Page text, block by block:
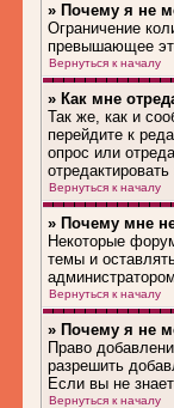
» Почему я не
Ограничение
превышающее
Вернуться к началу
» Как мне
Так же, как и
перейдите к
опрос или
Вернуться к началу
» Почему мне
Некоторые
темы и
Вернуться к началу
» Почему я не
Право
разрешить
Если вы не
Вернуться к началу